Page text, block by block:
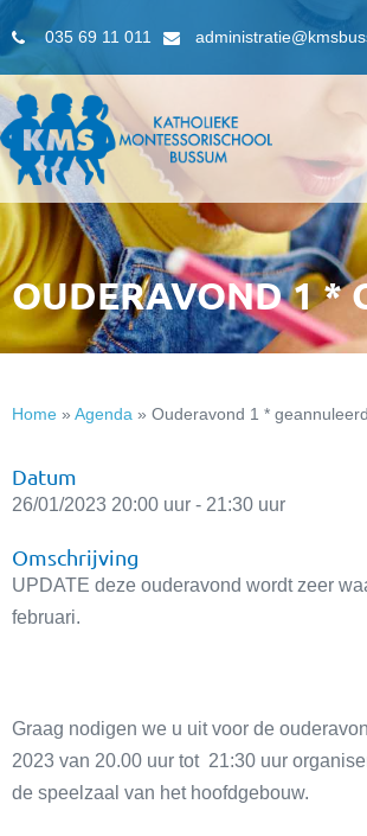
035 69 11 011
OUDERAVOND 1 *
Home » Agenda » Ouderavond 1 *
Datum
26/01/2023 20:00 uur - 21:30 uur
Omschrijving
UPDATE deze ouderavond wordt zeer
februari.
Graag nodigen we u uit voor de
2023 van 20.00 uur tot 21:30 uur
de speelzaal van het hoofdgebouw.